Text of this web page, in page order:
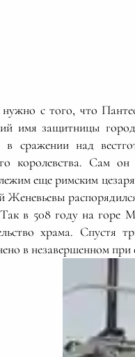
нужно с того, что
имя защитницы
в сражении над
королевства. Сам
еще римским
Женевьевы
в 508 году на горе
храма. Спустя
в незавершенном при